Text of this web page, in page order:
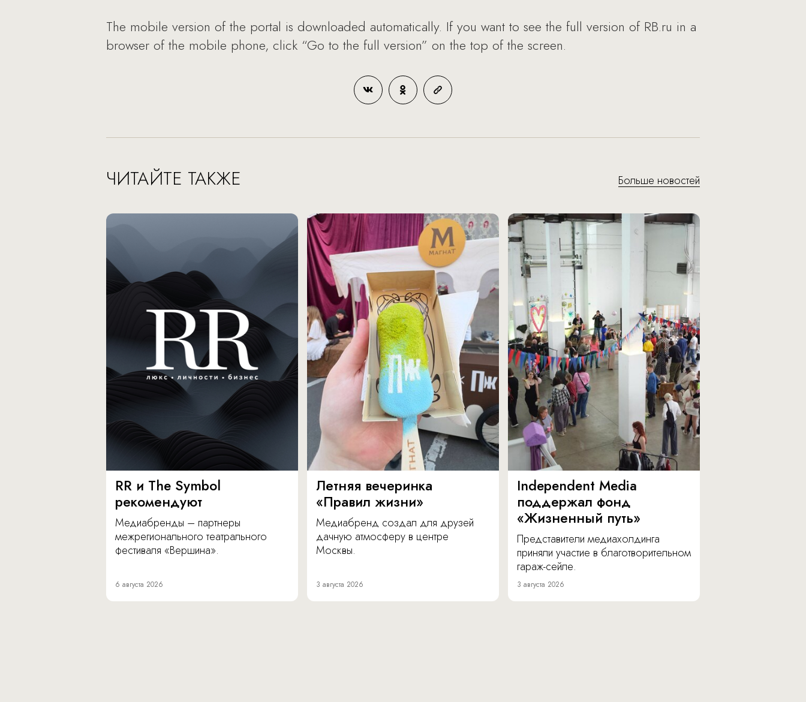
The mobile version of the portal is downloaded automatically. If you want to see the full version of RB.ru in a
browser of the mobile phone, click “Go to the full version” on the top of the screen.
ЧИТАЙТЕ ТАКЖЕ Больше новостей
RR и The Symbol
рекомендуют
Медиабренды – партнеры
межрегионального театрального
фестиваля «Вершина».
6 августа 2026
Летняя вечеринка
«Правил жизни»
Медиабренд создал для друзей
дачную атмосферу в центре
Москвы.
3 августа 2026
Independent Media
поддержал фонд
«Жизненный путь»
Представители медиахолдинга
приняли участие в благотворительном
гараж-сейле.
3 августа 2026